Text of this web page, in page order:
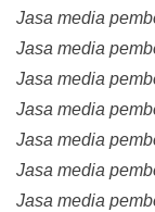
Jasa media
Jasa media
Jasa media
Jasa media
Jasa media
Jasa media
Jasa media